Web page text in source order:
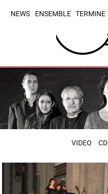
NEWS ENSEMBLE TERMINE
VIDEO CD